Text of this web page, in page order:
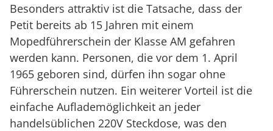
Besonders attraktiv ist die Tatsache, dass der
Petit bereits ab 15 Jahren mit einem
Mopedführerschein der Klasse AM gefahren
werden kann. Personen, die vor dem 1. April
1965 geboren sind, dürfen ihn sogar ohne
Führerschein nutzen. Ein weiterer Vorteil ist die
einfache Auflademöglichkeit an jeder
handelsüblichen 220V Steckdose, was den